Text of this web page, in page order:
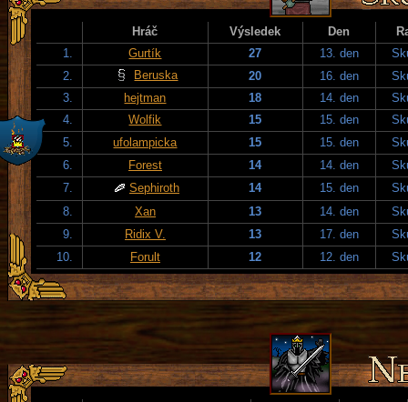
Hráč Výsledek Den
1.
Gurtík 27 13. den
2.
Beruska 20 16. den
3.
hejtman 18 14. den
4.
Wolfik 15 15. den
5.
ufolampicka 15 15. den
6.
Forest 14 14. den
7.
Sephiroth 14 15. den
8.
Xan 13 14. den
9.
Ridix V. 13 17. den
10.
Forult 12 12. den